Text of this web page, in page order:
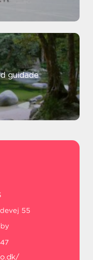
guidade